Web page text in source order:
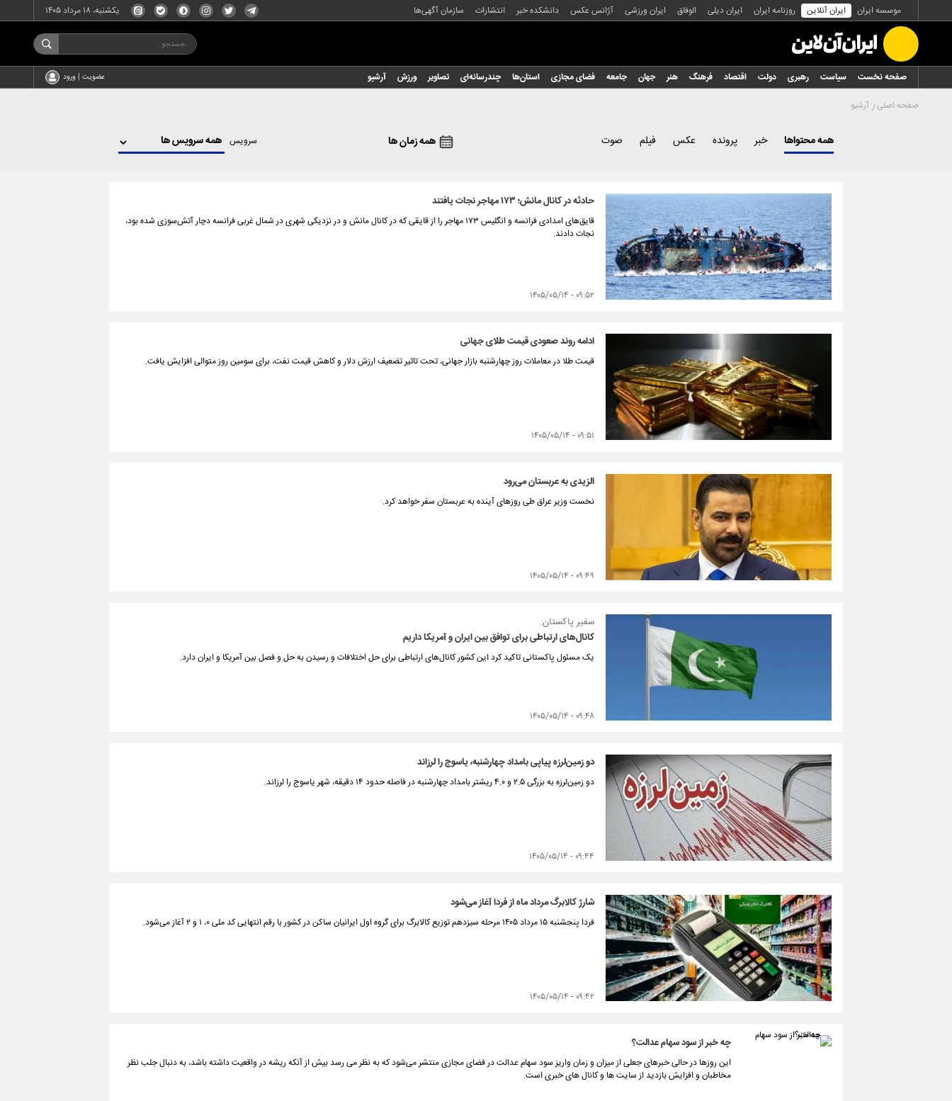
موسسه ایران ایران آنلاین روزنامه ایران ایران دیلی الوفاق ایران ورزشی آژانس عکس دانشکده خبر انتشارات سازمان آگهی‌ها یکشنبه، ۱۸ مرداد ۱۴۰۵
صفحه نخست سیاست رهبری دولت اقتصاد فرهنگ هنر جهان جامعه فضای مجازی استان‌ها چندرسانه‌ای تصاویر ورزش آرشیو عضویت | ورود
صفحه اصلی آرشیو
همه محتواها خبر پرونده عکس فیلم صوت همه زمان ها سرویس
حادثه در کانال مانش؛ ۱۷۳ مهاجر نجات یافتند
قایق‌های امدادی فرانسه و انگلیس ۱۷۳ مهاجر را از قایقی که در کانال مانش و در نزدیکی شهری در شمال غربی فرانسه دچار آتش‌سوزی شده بود،
نجات دادند.
۰۹:۵۲ - ۱۴۰۵/۰۵/۱۴
ادامه روند صعودی قیمت طلای جهانی
قیمت طلا در معاملات روز چهارشنبه بازار جهانی، تحت تاثیر تضعیف ارزش دلار و کاهش قیمت نفت، برای سومین روز متوالی افزایش یافت.
۰۹:۵۱ - ۱۴۰۵/۰۵/۱۴
الزیدی به عربستان می‌رود
نخست وزیر عراق طی روزهای آینده به عربستان سفر خواهد کرد.
۰۹:۴۹ - ۱۴۰۵/۰۵/۱۴
سفیر پاکستان:
کانال‌های ارتباطی برای توافق بین ایران و آمریکا داریم
یک مسئول پاکستانی تاکید کرد این کشور کانال‌های ارتباطی برای حل اختلافات و رسیدن به حل و فصل بین آمریکا و ایران دارد.
۰۹:۴۸ - ۱۴۰۵/۰۵/۱۴
دو زمین‌لرزه پیاپی بامداد چهارشنبه، یاسوج را لرزاند
دو زمین‌لرزه به بزرگی ۲.۵ و ۴.۰ ریشتر بامداد چهارشنبه در فاصله حدود ۱۴ دقیقه، شهر یاسوج را لرزاند.
۰۹:۴۴ - ۱۴۰۵/۰۵/۱۴
شارژ کالابرگ مرداد ماه از فردا آغاز می‌شود
فردا پنجشنبه ۱۵ مرداد ۱۴۰۵ مرحله سیزدهم توزیع کالابرگ برای گروه اول ایرانیان ساکن در کشور با رقم انتهایی کد ملی ۰، ۱ و ۲ آغاز می‌شود.
۰۹:۴۲ - ۱۴۰۵/۰۵/۱۴
چه خبر از سود سهام عدالت؟
این روزها در حالی خبرهای جعلی از میزان و زمان واریز سود سهام عدالت در فضای مجازی منتشر می‌شود که به نظر می رسد بیش از آنکه ریشه در واقعیت داشته باشد، به دنبال جلب نظر
مخاطبان و افزایش بازدید از سایت ها و کانال های خبری است.